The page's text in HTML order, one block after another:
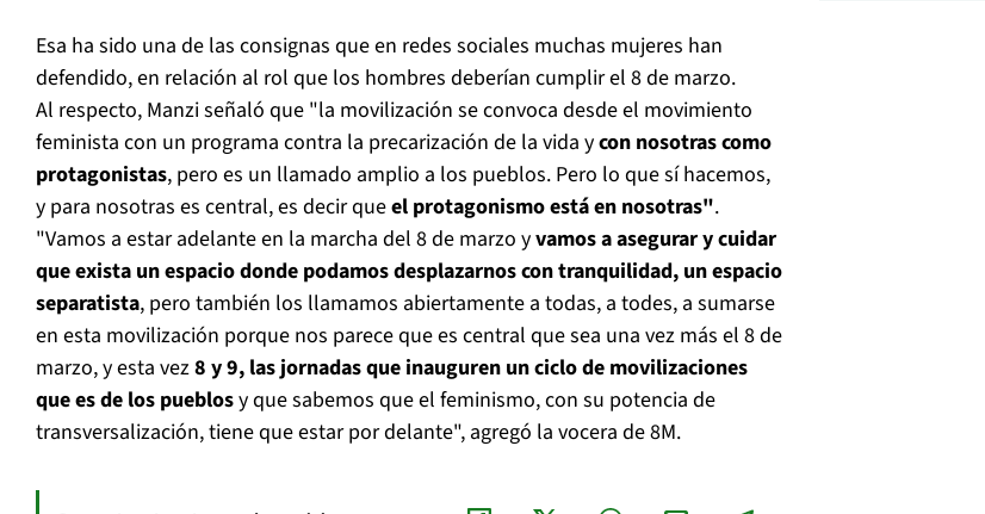
Esa ha sido una de las consignas que en redes sociales muchas mujeres han
defendido, en relación al rol que los hombres deberían cumplir el 8 de marzo.
Al respecto, Manzi señaló que "la movilización se convoca desde el movimiento
feminista con un programa contra la precarización de la vida ycon nosotras como
protagonistas, pero es un llamado amplio a los pueblos. Pero lo que sí hacemos,
y para nosotras es central, es decir queel protagonismo está en nosotras".
"Vamos a estar adelante en la marcha del 8 de marzo yvamos a asegurar y cuidar
que exista un espacio donde podamos desplazarnos con tranquilidad, un espacio
separatista, pero también los llamamos abiertamente a todas, a todes, a sumarse
en esta movilización porque nos parece que es central que sea una vez más el 8 de
marzo, y esta vez8 y 9, las jornadas que inauguren un ciclo de movilizaciones
que es de los pueblosy que sabemos que el feminismo, con su potencia de
transversalización, tiene que estar por delante", agregó la vocera de 8M.